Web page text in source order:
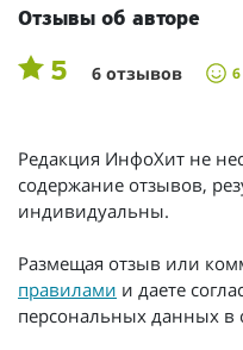
Отзывы об авторе
5 6 отзывов 6
Редакция ИнфоХит не
содержание отзывов,
индивидуальны.
Размещая отзыв или
правилами и даете
персональных данных в